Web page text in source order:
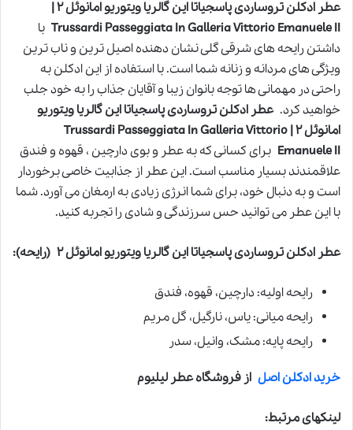
عطر ادکلن تروساردی پاسجیاتا این گالریا ویتوریو امانوئل ۲ |
Trussardi Passeggiata In Galleria Vittorio Emanuele II با
داشتن رایحه های شرقی گلی نشان دهنده اصیل ترین و ناب ترین
ویژگی های مردانه و زنانه شما است. با استفاده از این ادکلن به
راحتی در مهمانی ها توجه بانوان زیبا و آقایان جذاب را به خود جلب
خواهید کرد.عطر ادکلن تروساردی پاسجیاتا این گالریا ویتوریو
امانوئل ۲ | Trussardi Passeggiata In Galleria Vittorio
Emanuele II برای کسانی که به عطر و بوی دارچین ، قهوه و فندق
علاقمندند بسیار مناسب است. این عطر از جذابیت خاصی برخوردار
است و به دنبال خود، برای شما انرژی زیادی به ارمغان می آورد. شما
با این عطر می توانید حس سرزندگی و شادی را تجربه کنید.
عطر ادکلن تروساردی پاسجیاتا این گالریا ویتوریو امانوئل ۲ (رایحه):
رایحه اولیه: دارچین، قهوه، فندق
رایحه میانی: یاس، نارگیل، گل مریم
رایحه پایه: مشک، وانیل، سدر
خرید ادکلن اصل از فروشگاه عطر لیلیوم
لینکهای مرتبط: